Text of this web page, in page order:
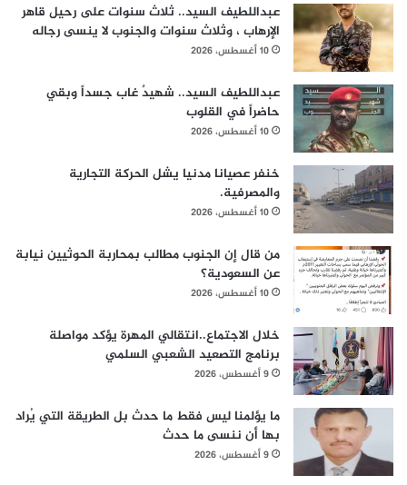
عبداللطيف السيد.. ثلاث سنوات على رحيل قاهر
الإرهاب ، وثلاث سنوات والجنوب لا ينسى رجاله
10 أغسطس، 2026
عبداللطيف السيد.. شهيدٌ غاب جسداً وبقي
حاضراً في القلوب
10 أغسطس، 2026
خنفر عصيانا مدنيا يشل الحركة التجارية
والمصرفية.
10 أغسطس، 2026
من قال إن الجنوب مطالب بمحاربة الحوثيين نيابة
عن السعودية؟
10 أغسطس، 2026
خلال الاجتماع..انتقالي المهرة يؤكد مواصلة
برنامج التصعيد الشعبي السلمي
9 أغسطس، 2026
ما يؤلمنا ليس فقط ما حدث بل الطريقة التي يُراد
بها أن ننسى ما حدث
9 أغسطس، 2026